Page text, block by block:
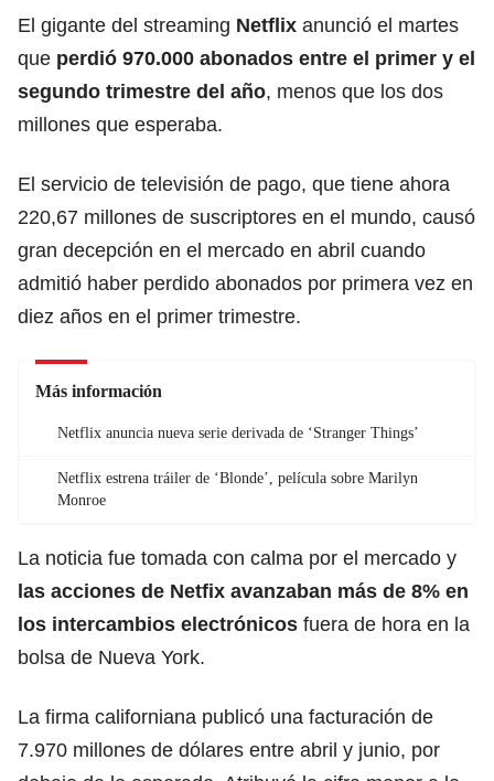
El gigante del streaming Netflix anunció el martes
que perdió 970.000 abonados entre el primer y el
segundo trimestre del año, menos que los dos
millones que esperaba.
El servicio de televisión de pago, que tiene ahora
220,67 millones de suscriptores en el mundo, causó
gran decepción en el mercado en abril cuando
admitió haber perdido abonados por primera vez en
diez años en el primer trimestre.
Más información
Netflix anuncia nueva serie derivada de ‘Stranger Things’
Netflix estrena tráiler de ‘Blonde’, película sobre Marilyn
Monroe
La noticia fue tomada con calma por el mercado y
las acciones de Netfix avanzaban más de 8% en
los intercambios electrónicos fuera de hora en la
bolsa de Nueva York.
La firma californiana publicó una facturación de
7.970 millones de dólares entre abril y junio, por